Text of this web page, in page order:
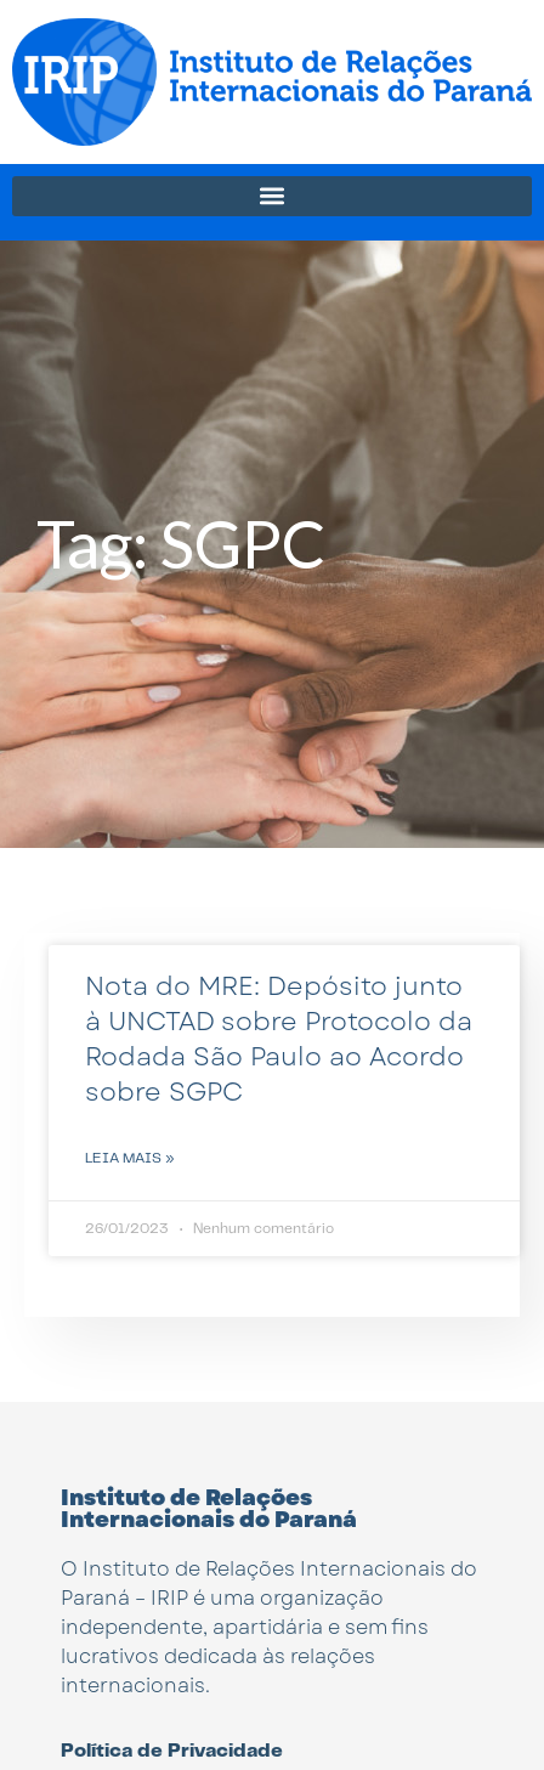
Tag: SGPC
Nota do MRE: Depósito junto
à UNCTAD sobre Protocolo da
Rodada São Paulo ao Acordo
sobre SGPC
LEIA MAIS »
26/01/2023 Nenhum comentário
Instituto de Relações
Internacionais do Paraná
O Instituto de Relações Internacionais do
Paraná – IRIP é uma organização
independente, apartidária e sem fins
lucrativos dedicada às relações
internacionais.
Política de Privacidade